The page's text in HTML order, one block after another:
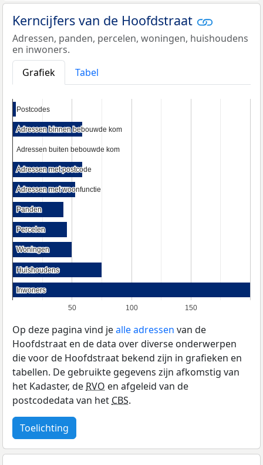
Kerncijfers van de Hoofdstraat
Adressen, panden, percelen, woningen, huishoudens
en inwoners.
Grafiek
Tabel
50 100 150
Postcodes
Postcodes
Adressen binnen bebouwde kom
Adressen binnen bebouwde kom
Adressen buiten bebouwde kom
Adressen buiten bebouwde kom
Adressen met postcode
Adressen met postcode
Adressen met woonfunctie
Adressen met woonfunctie
Panden
Panden
Percelen
Percelen
Woningen
Woningen
Huishoudens
Huishoudens
Inwoners
Inwoners
Op deze pagina vind jealle adressen van de
Hoofdstraat en de data over diverse onderwerpen
die voor de Hoofdstraat bekend zijn in grafieken en
tabellen. De gebruikte gegevens zijn afkomstig van
het Kadaster, deRVO en afgeleid van de
postcodedata van hetCBS.
Toelichting